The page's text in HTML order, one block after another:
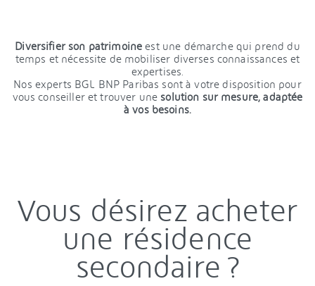
Diversifier son patrimoineest une démarche qui prend du
temps et nécessite de mobiliser diverses connaissances et
expertises.
Nos experts BGL BNP Paribas sont à votre disposition pour
vous conseiller et trouver une solution sur mesure, adaptée
à vos besoins.
Vous désirez acheter
une résidence
secondaire ?